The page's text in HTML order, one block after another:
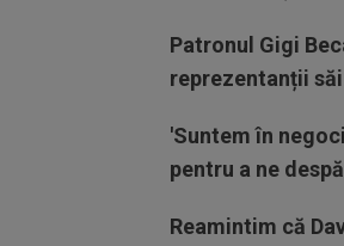
Patronul Gigi
reprezentanții
'Suntem în
pentru a ne
Reamintim că